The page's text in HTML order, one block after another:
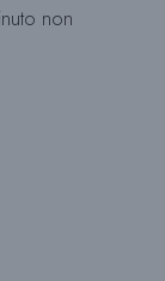
non